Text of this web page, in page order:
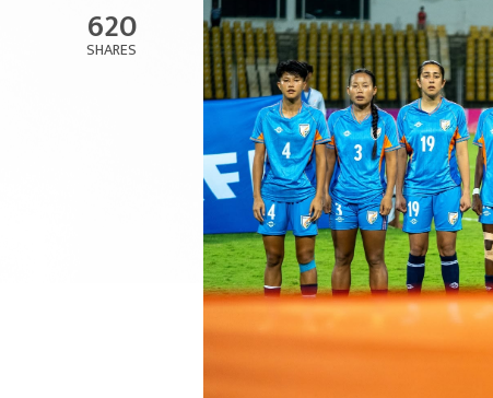
620
SHARES